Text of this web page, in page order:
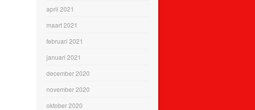
april 2021
maart 2021
februari 2021
januari 2021
december 2020
november 2020
oktober 2020